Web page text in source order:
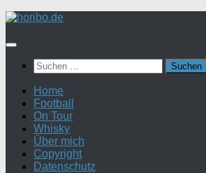
Zum
springen
Suchen
nach:
Home
Football
On Tour
Whisky
Über mich
Copyright
Datenschutz